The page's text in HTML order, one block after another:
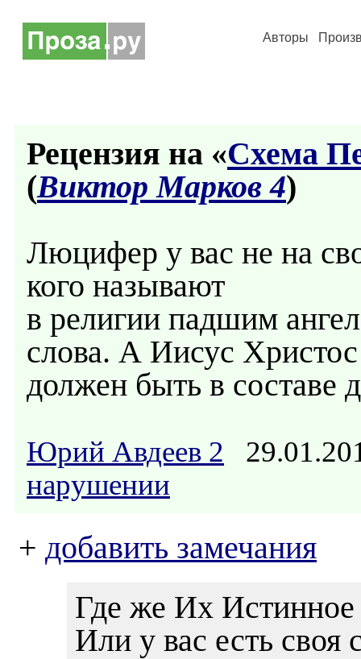
Авторы
Рецензия на «Схема
(Виктор Марков 4)
Люцифер у вас не на
кого называют
в религии падшим
слова. А Иисус Христос
должен быть в составе
Юрий Авдеев 2
нарушении
+ добавить замечания
Где же Их
Или у вас есть своя